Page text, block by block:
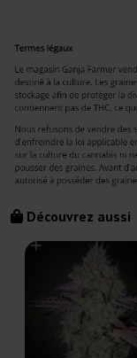
Découvrez aussi